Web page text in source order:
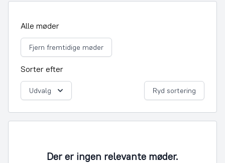
Alle møder
Fjern fremtidige møder
Sorter efter
Udvalg Ryd sortering
Der er ingen relevante møder.